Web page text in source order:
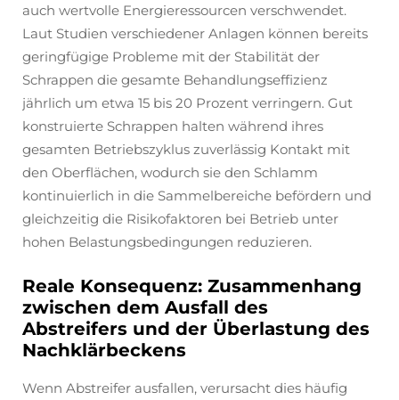
auch wertvolle Energieressourcen verschwendet.
Laut Studien verschiedener Anlagen können bereits
geringfügige Probleme mit der Stabilität der
Schrappen die gesamte Behandlungseffizienz
jährlich um etwa 15 bis 20 Prozent verringern. Gut
konstruierte Schrappen halten während ihres
gesamten Betriebszyklus zuverlässig Kontakt mit
den Oberflächen, wodurch sie den Schlamm
kontinuierlich in die Sammelbereiche befördern und
gleichzeitig die Risikofaktoren bei Betrieb unter
hohen Belastungsbedingungen reduzieren.
Reale Konsequenz: Zusammenhang
zwischen dem Ausfall des
Abstreifers und der Überlastung des
Nachklärbeckens
Wenn Abstreifer ausfallen, verursacht dies häufig